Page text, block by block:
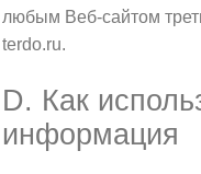
любым Веб-сайтом
terdo.ru.
D. Как
информация